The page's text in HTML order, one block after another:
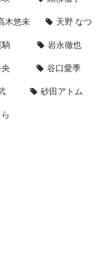
木悠未
天野 なつ
騎
岩永徹也
谷口愛季
砂田アトム